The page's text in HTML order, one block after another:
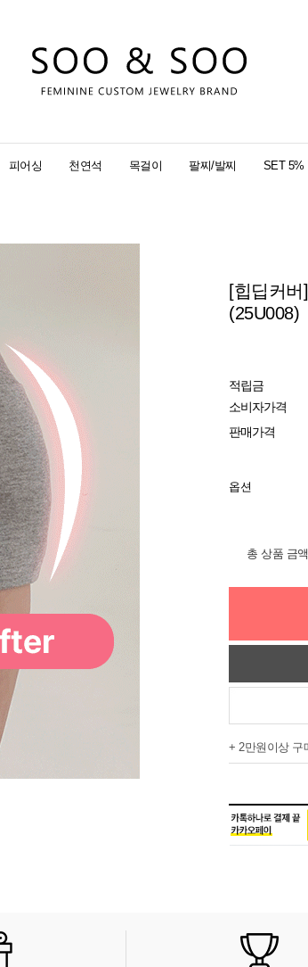
피어싱 천연석 목걸이 팔찌/발찌 SET 5%
[힙딥커
(25U008)
적립금
소비자가격
판매가격
옵션
총 상품 금액
+ 2만원이상 구